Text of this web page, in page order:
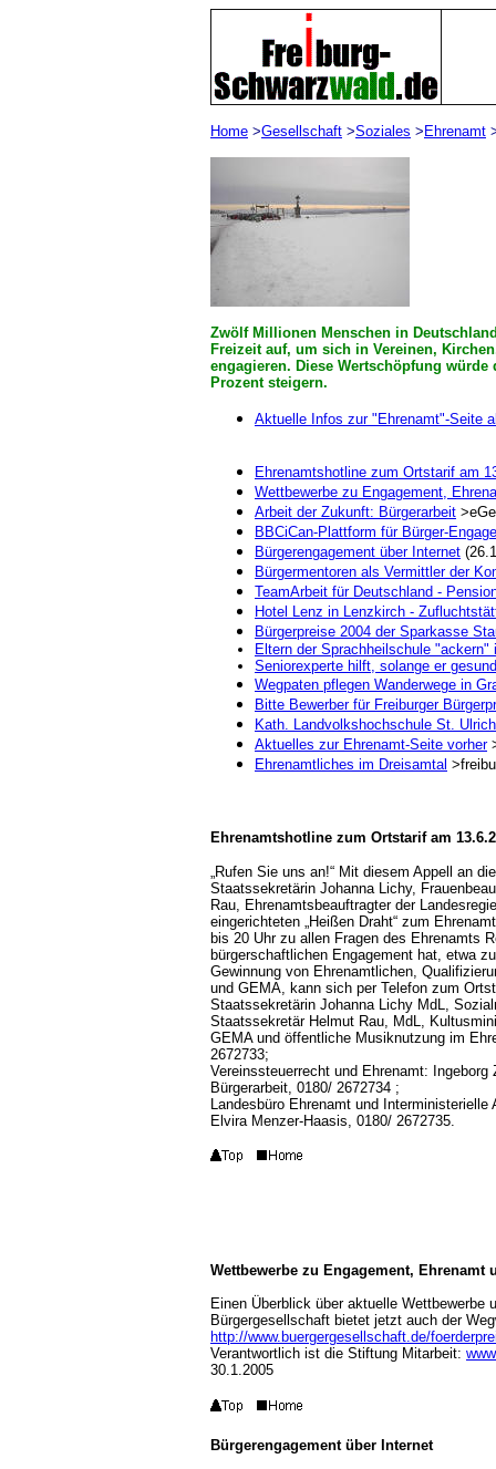
Home >Gesellschaft >Soziales > Ehrenamt
Zwölf Millionen Menschen in
Freizeit auf, um sich in Vereinen,
engagieren. Diese Wertschöpfung
Prozent steigern.
Aktuelle Infos zur "Ehrenamt"-Seite
Ehrenamtshotline zum Ortstarif am
Wettbewerbe zu Engagement,
Arbeit der Zukunft: Bürgerarbeit
BBCiCan-Plattform für Bürger-
Bürgerengagement über Internet
Bürgermentoren als Vermittler der
TeamArbeit für Deutschland -
Hotel Lenz in Lenzkirch -
Bürgerpreise 2004 der Sparkasse
Eltern der Sprachheilschule
Seniorexperte hilft, solange er
Wegpaten pflegen Wanderwege in
Bitte Bewerber für Freiburger
Kath. Landvolkshochschule St.
Aktuelles zur Ehrenamt-Seite vorher
Ehrenamtliches im Dreisamtal
Ehrenamtshotline zum Ortstarif am
„Rufen Sie uns an!“ Mit diesem Appell an
Staatssekretärin Johanna Lichy,
Rau, Ehrenamtsbeauftragter der
eingerichteten „Heißen Draht“ zum
bis 20 Uhr zu allen Fragen des Ehrenamts
bürgerschaftlichen Engagement hat, etwa
Gewinnung von Ehrenamtlichen,
und GEMA, kann sich per Telefon zum
Staatssekretärin Johanna Lichy MdL,
Staatssekretär Helmut Rau, MdL,
GEMA und öffentliche Musiknutzung im
2672733;
Vereinssteuerrecht und Ehrenamt:
Bürgerarbeit, 0180/ 2672734 ;
Landesbüro Ehrenamt und
Elvira Menzer-Haasis, 0180/ 2672735.
Wettbewerbe zu Engagement, Ehrenamt
Einen Überblick über aktuelle Wettbewerbe
Bürgergesellschaft bietet jetzt auch der
http://www.buergergesellschaft.de/
Verantwortlich ist die Stiftung Mitarbeit:
30.1.2005
Bürgerengagement über Internet